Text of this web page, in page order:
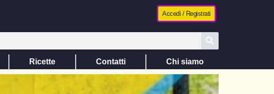
Accedi / Registrati
Ricette Contatti Chi siamo